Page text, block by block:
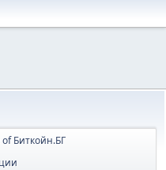
of Биткойн.БГ